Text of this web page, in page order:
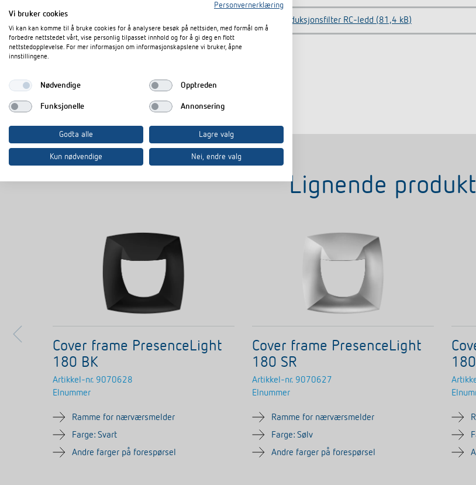
Støyreduksjonsfilter RC-ledd (81,4 kB)
Lignende
Cover frame PresenceLight
180 BK
Artikkel-nr. 9070628
Elnummer
Ramme for nærværsmelder
Farge: Svart
Andre farger på forespørsel
Cover frame PresenceLight
180 SR
Artikkel-nr. 9070627
Elnummer
Ramme for nærværsmelder
Farge: Sølv
Andre farger på forespørsel
Personvernerklæring
Vi bruker cookies
Vi kan kan komme til å bruke cookies for å analysere besøk på nettsiden, med formål om å
forbedre nettstedet vårt, vise personlig tilpasset innhold og for å gi deg en flott
nettstedopplevelse. For mer informasjon om informasjonskapslene vi bruker, åpne
innstillingene.
Nødvendige Opptreden
Funksjonelle Annonsering
Godta alle Lagre valg
Kun nødvendige Nei, endre valg